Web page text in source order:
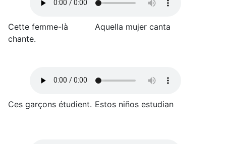
Cette femme-là
chante.
Aquella mujer canta
Ces garçons étudient. Estos niños estudian